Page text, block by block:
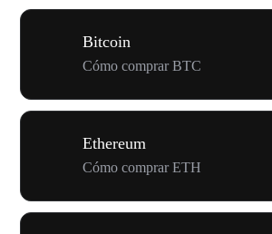
Bitcoin
Cómo comprar BTC
Ethereum
Cómo comprar ETH